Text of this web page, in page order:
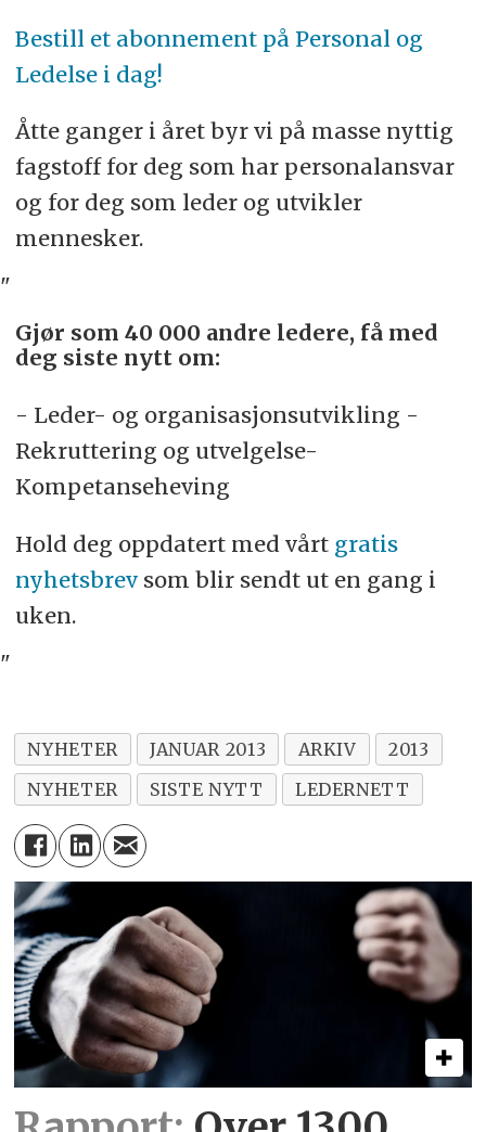
Bestill et abonnement på Personal og
Ledelse i dag!
Åtte ganger i året byr vi på masse nyttig
fagstoff for deg som har personalansvar
og for deg som leder og utvikler
mennesker.
"
Gjør som 40 000 andre ledere, få med
deg siste nytt om:
- Leder- og organisasjonsutvikling -
Rekruttering og utvelgelse-
Kompetanseheving
Hold deg oppdatert med vårt gratis
nyhetsbrevsom blir sendt ut en gang i
uken.
"
NYHETER JANUAR 2013 ARKIV
2013
NYHETER
SISTE NYTT LEDERNETT